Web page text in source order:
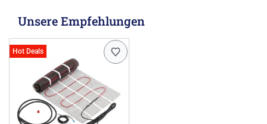
Unsere Empfehlungen
Hot Deals